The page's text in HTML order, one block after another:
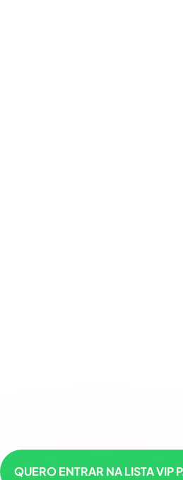
QUERO ENTRAR NA LISTA VIP